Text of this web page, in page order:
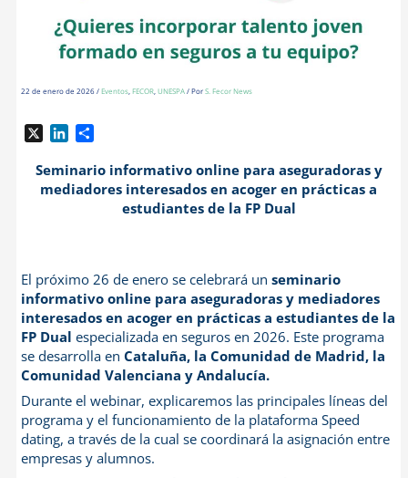
22 de enero de 2026/Eventos,FECOR,UNESPA/ PorS. Fecor News
n
k
m
p
r
Seminario informativo online para aseguradoras y
mediadores interesados en acoger en prácticas a
estudiantes de la FP Dual
El próximo 26 de enero se celebrará un seminario
informativo online para aseguradoras y mediadores
interesados en acoger en prácticas a estudiantes de la
FP Dual especializada en seguros en 2026. Este programa
se desarrolla en Cataluña, la Comunidad de Madrid, la
Comunidad Valenciana y Andalucía.
Durante el webinar, explicaremos las principales líneas del
programa y el funcionamiento de la plataforma Speed
dating, a través de la cual se coordinará la asignación entre
empresas y alumnos.